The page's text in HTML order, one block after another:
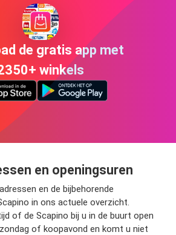
de gratis app met
winkels
en openingsuren
en de bijbehorende
in ons actuele overzicht.
of de Scapino bij u in de buurt open
of koopavond en komt u niet